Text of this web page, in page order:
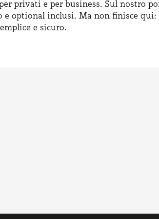
privati e per business. Sul nostro
e optional inclusi. Ma non finisce
e sicuro.